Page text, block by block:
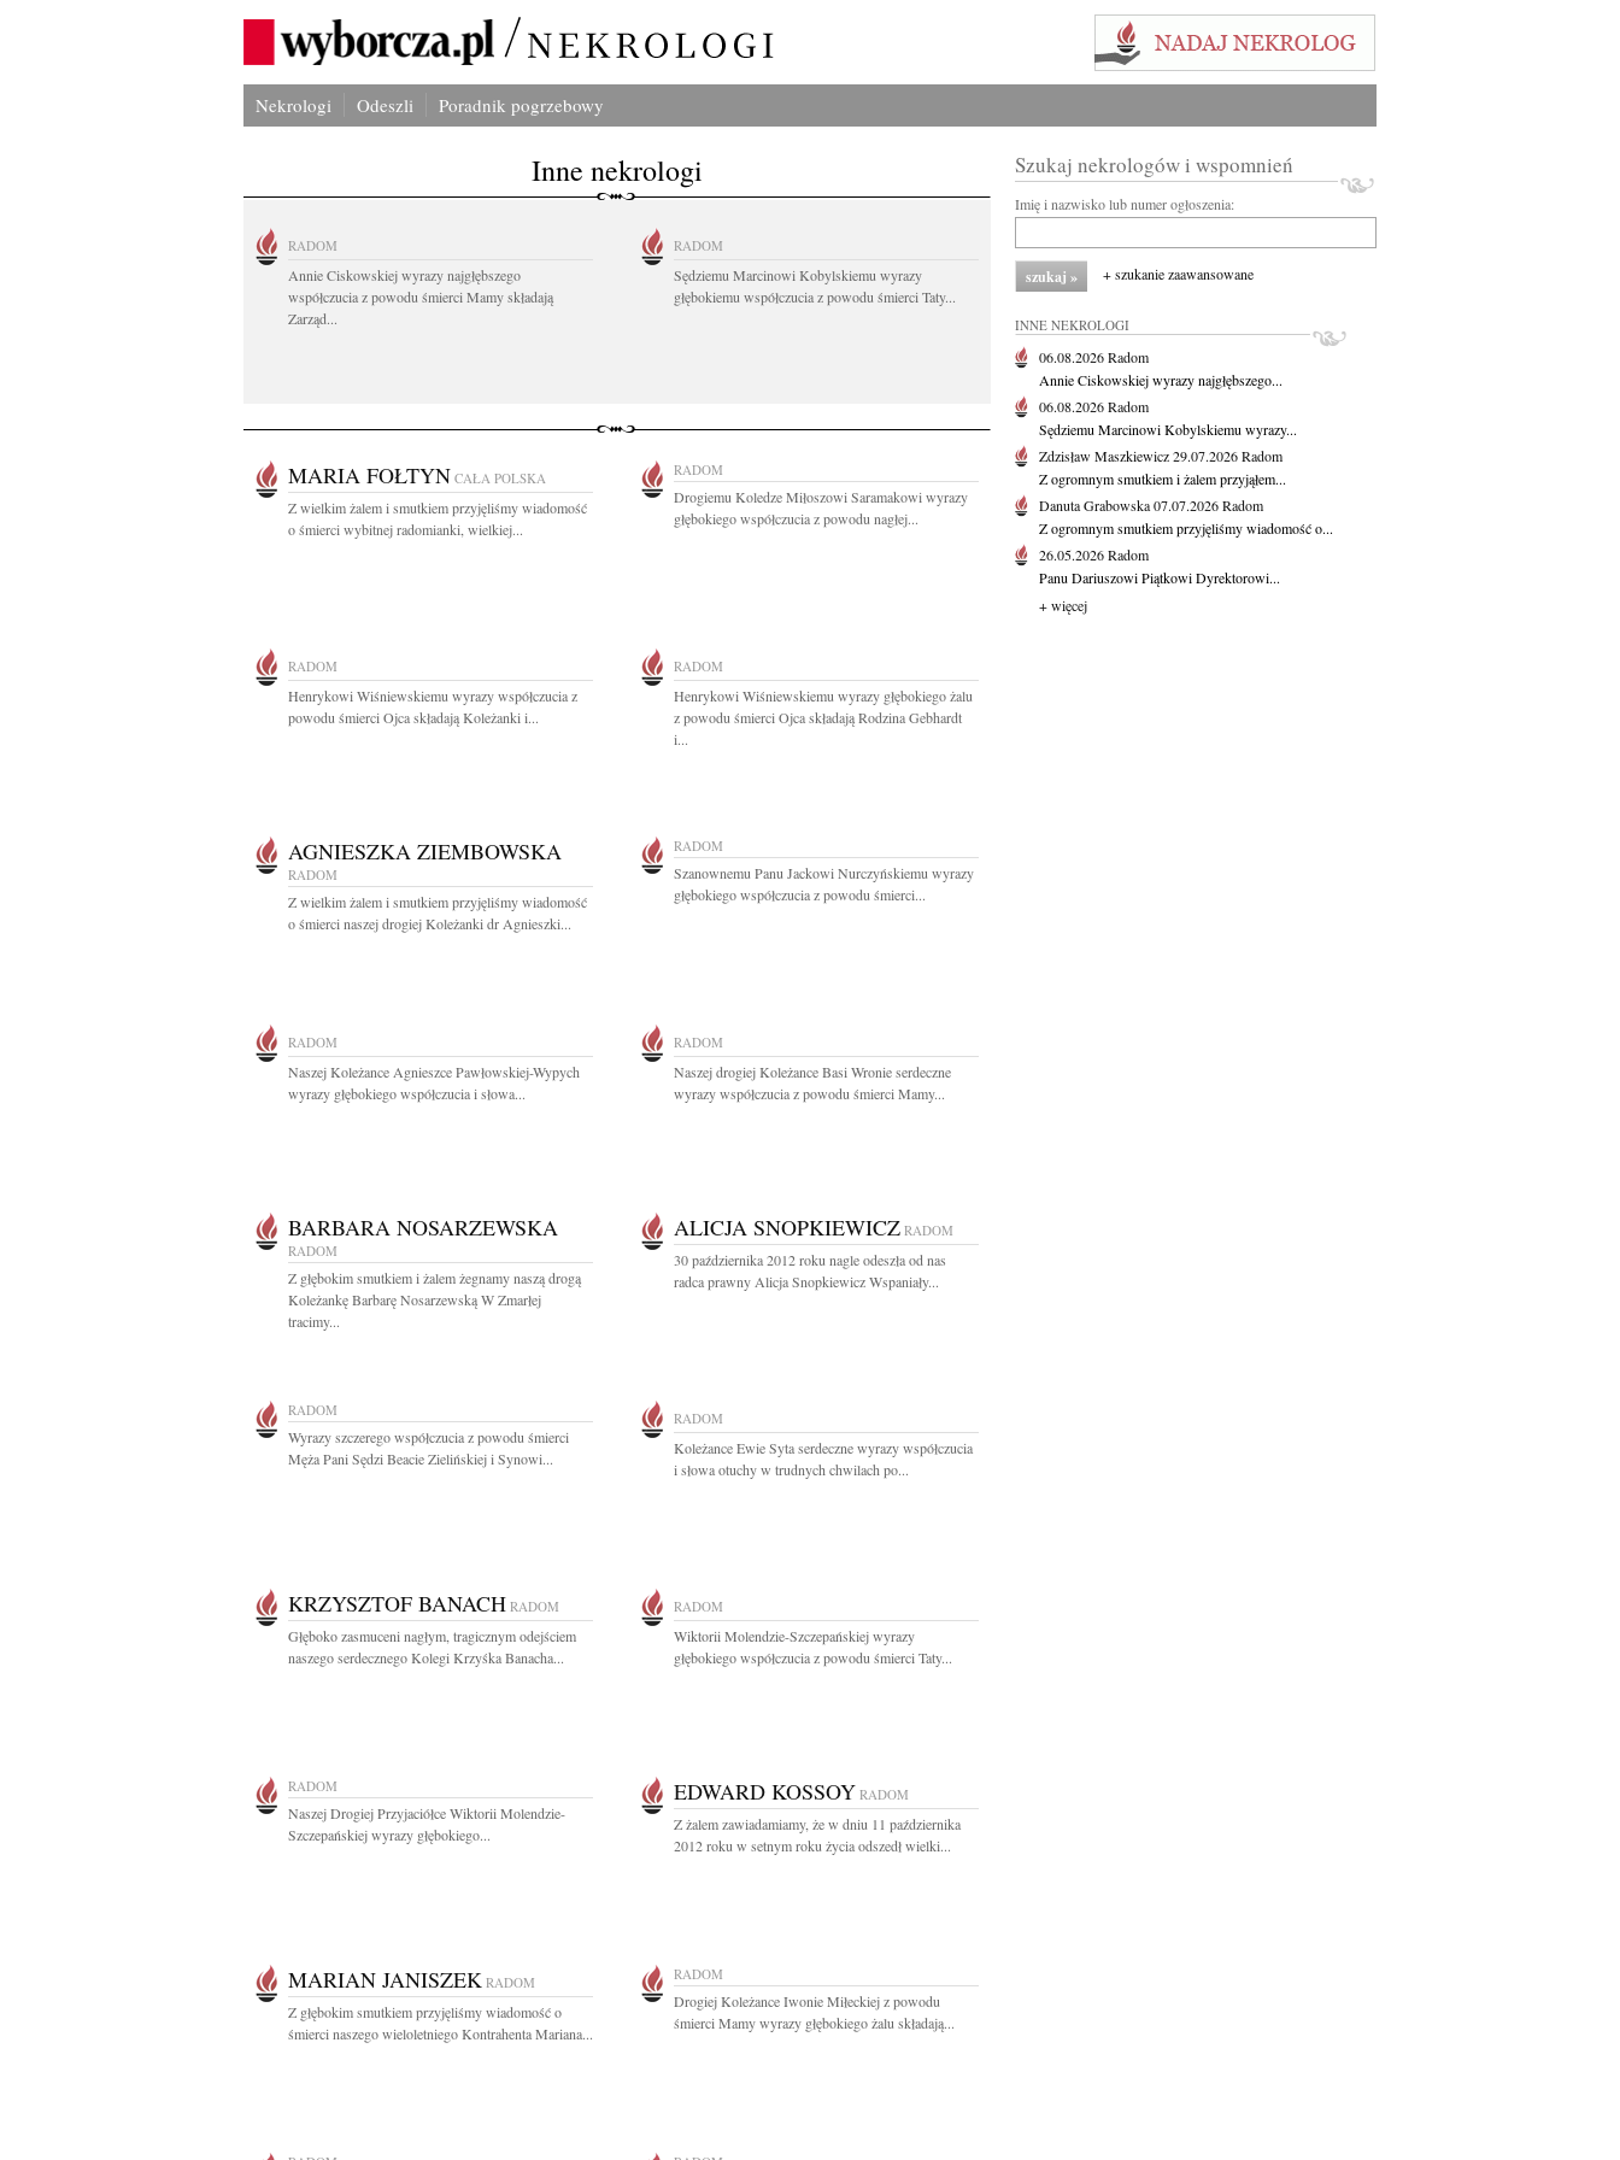
Nekrologi Odeszli Poradnik pogrzebowy
Inne nekrologi
RADOM
Annie Ciskowskiej wyrazy najgłębszego
współczucia z powodu śmierci Mamy składają
Zarząd...
RADOM
Sędziemu Marcinowi Kobylskiemu wyrazy
głębokiemu współczucia z powodu śmierci Taty...
MARIA FOŁTYN CAŁA POLSKA
Z wielkim żalem i smutkiem przyjęliśmy wiadomość
o śmierci wybitnej radomianki, wielkiej...
RADOM
Drogiemu Koledze Miłoszowi Saramakowi wyrazy
głębokiego współczucia z powodu nagłej...
RADOM
Henrykowi Wiśniewskiemu wyrazy współczucia z
powodu śmierci Ojca składają Koleżanki i...
RADOM
Henrykowi Wiśniewskiemu wyrazy głębokiego żalu
z powodu śmierci Ojca składają Rodzina Gebhardt
i...
AGNIESZKA ZIEMBOWSKA
RADOM
Z wielkim żalem i smutkiem przyjęliśmy wiadomość
o śmierci naszej drogiej Koleżanki dr Agnieszki...
RADOM
Szanownemu Panu Jackowi Nurczyńskiemu wyrazy
głębokiego współczucia z powodu śmierci...
RADOM
Naszej Koleżance Agnieszce Pawłowskiej-Wypych
wyrazy głębokiego współczucia i słowa...
RADOM
Naszej drogiej Koleżance Basi Wronie serdeczne
wyrazy współczucia z powodu śmierci Mamy...
BARBARA NOSARZEWSKA
RADOM
Z głębokim smutkiem i żalem żegnamy naszą drogą
Koleżankę Barbarę Nosarzewską W Zmarłej
tracimy...
ALICJA SNOPKIEWICZ RADOM
30 października 2012 roku nagle odeszła od nas
radca prawny Alicja Snopkiewicz Wspaniały...
RADOM
Wyrazy szczerego współczucia z powodu śmierci
Męża Pani Sędzi Beacie Zielińskiej i Synowi...
RADOM
Koleżance Ewie Syta serdeczne wyrazy współczucia
i słowa otuchy w trudnych chwilach po...
KRZYSZTOF BANACH RADOM
Głęboko zasmuceni nagłym, tragicznym odejściem
naszego serdecznego Kolegi Krzyśka Banacha...
RADOM
Wiktorii Molendzie-Szczepańskiej wyrazy
głębokiego współczucia z powodu śmierci Taty...
RADOM
Naszej Drogiej Przyjaciółce Wiktorii Molendzie-
Szczepańskiej wyrazy głębokiego...
EDWARD KOSSOY RADOM
Z żalem zawiadamiamy, że w dniu 11 października
2012 roku w setnym roku życia odszedł wielki...
MARIAN JANISZEK RADOM
Z głębokim smutkiem przyjęliśmy wiadomość o
śmierci naszego wieloletniego Kontrahenta Mariana...
RADOM
Drogiej Koleżance Iwonie Miłeckiej z powodu
śmierci Mamy wyrazy głębokiego żalu składają...
Szukaj nekrologów i wspomnień
Imię i nazwisko lub numer ogłoszenia:
+ szukanie zaawansowane
INNE NEKROLOGI
06.08.2026Radom
Annie Ciskowskiej wyrazy najgłębszego...
06.08.2026Radom
Sędziemu Marcinowi Kobylskiemu wyrazy...
Zdzisław Maszkiewicz29.07.2026Radom
Z ogromnym smutkiem i żalem przyjąłem...
Danuta Grabowska07.07.2026Radom
Z ogromnym smutkiem przyjęliśmy wiadomość o...
26.05.2026Radom
Panu Dariuszowi Piątkowi Dyrektorowi...
+ więcej